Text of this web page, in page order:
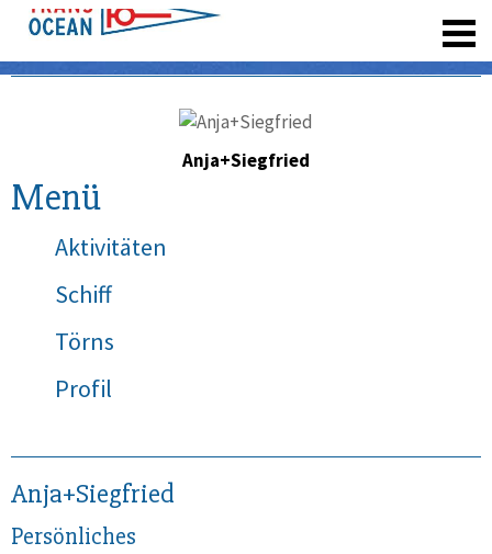
Anja+Siegfried
Menü
Aktivitäten
Schiff
Törns
Profil
Anja+Siegfried
Persönliches